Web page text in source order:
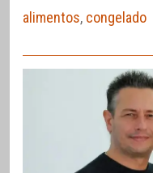
alimentos, congelado